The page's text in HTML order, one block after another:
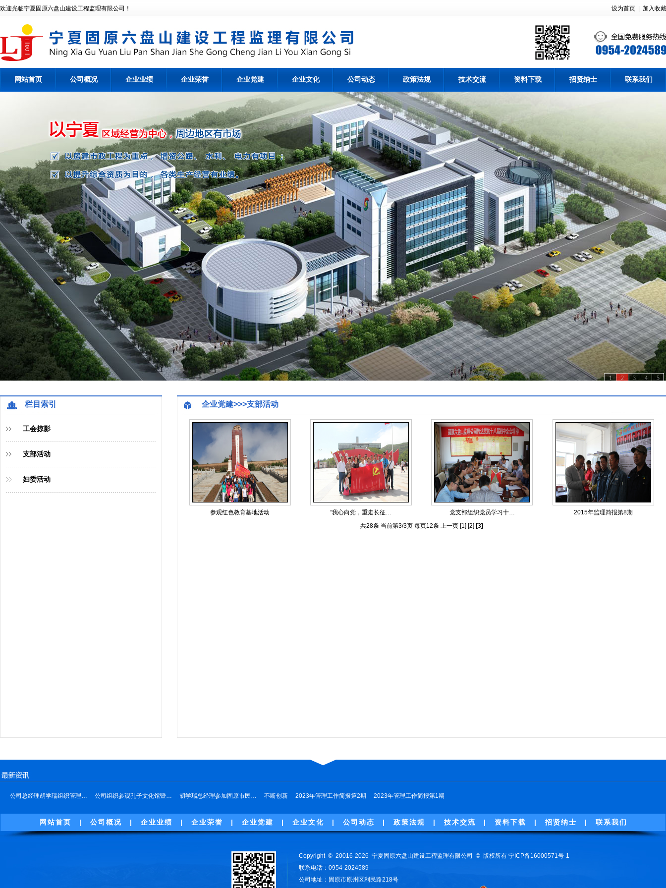
欢迎光临宁夏固原六盘山建设工程监理有限公司！ 设为首页 加入收藏
网站首页 公司概况 企业业绩 企业荣誉 企业党建 企业文化 公司动态 政策法规 技术交流 资料下载 招贤纳士 联系我们
5
4
3
2
1
栏目索引
工会掠影
支部活动
妇委活动
企业党建>>>支部活动
参观红色教育基地活动 “我心向党，重走长征… 党支部组织党员学习十…
2015年监理简报第8期
共28条 当前第3/3页 每页12条 上一页 [1] [2] [3]
公司总经理胡学瑞组织管理… 公司组织参观孔子文化馆暨… 胡学瑞总经理参加固原市民… 不断创新 2023年管理工作简报第2期 2023年管理工作简报第1期
网站首页 | 公司概况 | 企业业绩 | 企业荣誉 | 企业党建 | 企业文化 | 公司动态 | 政策法规 | 技术交流 | 资料下载 | 招贤纳士 | 联系我们
Copyright © 20016-2026 宁夏固原六盘山建设工程监理有限公司 © 版权所有 宁ICP备16000571号-1
联系电话：0954-2024589
公司地址：固原市原州区利民路218号